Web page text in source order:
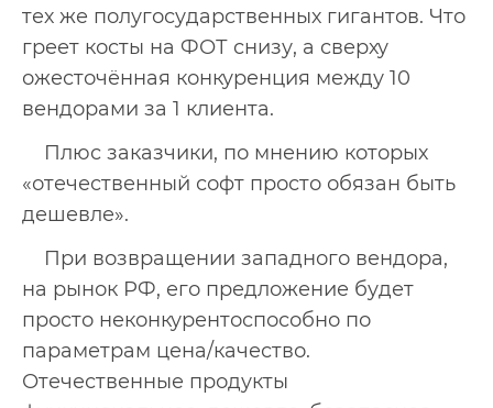
тех же полугосударственных гигантов. Что
греет косты на ФОТ снизу, а сверху
ожесточённая конкуренция между 10
вендорами за 1 клиента.
Плюс заказчики, по мнению которых
«отечественный софт просто обязан быть
дешевле».
При возвращении западного вендора,
на рынок РФ, его предложение будет
просто неконкурентоспособно по
параметрам цена/качество.
Отечественные продукты